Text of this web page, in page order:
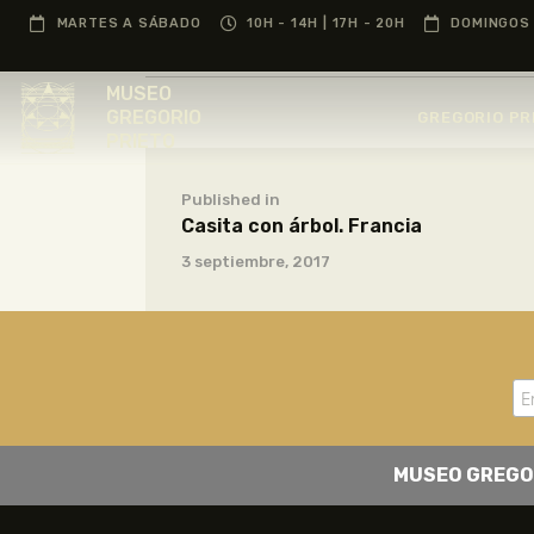
MARTES A SÁBADO 10H - 14H | 17H - 20H
MUSEO
Published in
Casita con árbol. Francia
3 septiembre, 2017
MUSEO